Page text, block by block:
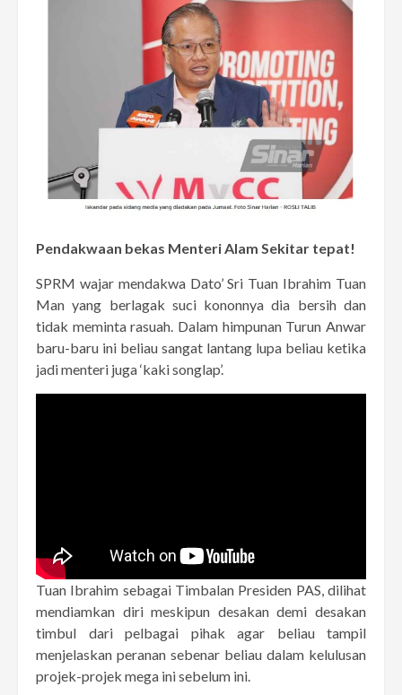
Pendakwaan bekas Menteri Alam Sekitar tepat!
SPRM wajar mendakwa Dato’ Sri Tuan Ibrahim Tuan
Man yang berlagak suci kononnya dia bersih dan
tidak meminta rasuah. Dalam himpunan Turun Anwar
baru-baru ini beliau sangat lantang lupa beliau ketika
jadi menteri juga ‘kaki songlap’.
Tuan Ibrahim sebagai Timbalan Presiden PAS, dilihat
mendiamkan diri meskipun desakan demi desakan
timbul dari pelbagai pihak agar beliau tampil
menjelaskan peranan sebenar beliau dalam kelulusan
projek-projek mega ini sebelum ini.